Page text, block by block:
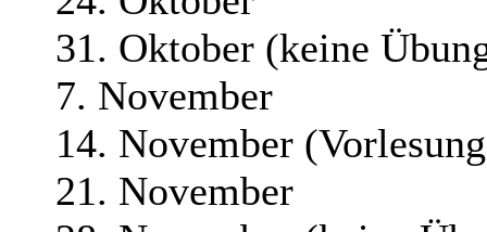
31. Oktober (keine
7. November
14. November
21. November